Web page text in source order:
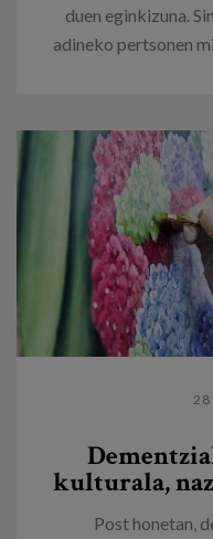
duen eginkizuna.
adineko pertsonen
kulturala,
Post honetan,